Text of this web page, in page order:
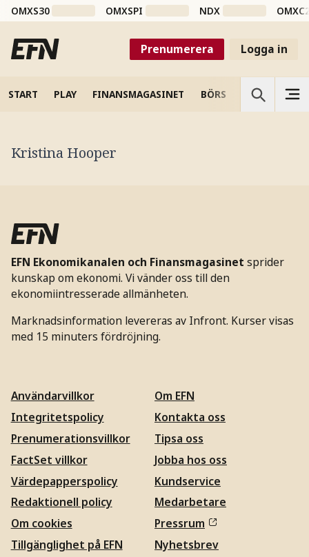
OMXS30 OMXSPI NDX
Prenumerera Logga in
START PLAY FINANSMAGASINET BÖRS VETENSKAP
Kristina Hooper
EFN Ekonomikanalen och Finansmagasinet sprider
kunskap om ekonomi. Vi vänder oss till den
ekonomiintresserade allmänheten.
Marknadsinformation levereras av Infront. Kurser visas
med 15 minuters fördröjning.
Användarvillkor
Integritetspolicy
Prenumerationsvillkor
FactSet villkor
Värdepapperspolicy
Redaktionell policy
Om cookies
Tillgänglighet på EFN
Om EFN
Kontakta oss
Tipsa oss
Jobba hos oss
Kundservice
Medarbetare
Pressrum
Nyhetsbrev